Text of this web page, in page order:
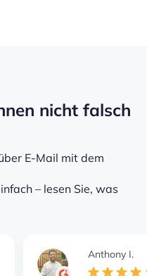
nicht falsch
E-Mail mit dem
– lesen Sie, was
Anthony I.